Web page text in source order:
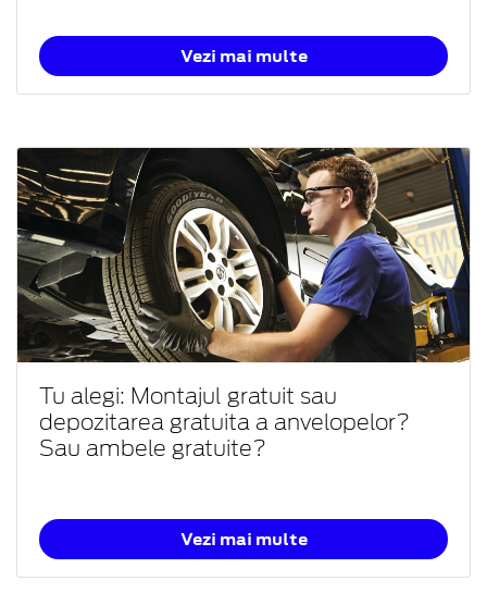
Vezi mai multe
Tu alegi: Montajul gratuit sau
depozitarea gratuita a anvelopelor?
Sau ambele gratuite?
Vezi mai multe